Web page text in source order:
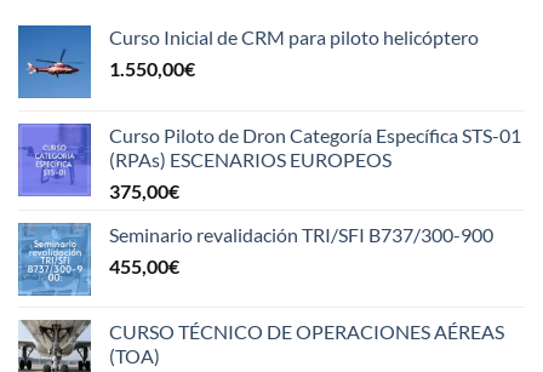
Curso Inicial de CRM para piloto helicóptero
1.550,00€
Curso Piloto de Dron Categoría Específica STS-01
(RPAs) ESCENARIOS EUROPEOS
375,00€
Seminario revalidación TRI/SFI B737/300-900
455,00€
CURSO TÉCNICO DE OPERACIONES AÉREAS
(TOA)